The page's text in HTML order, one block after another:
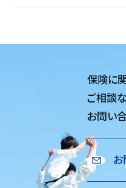
保険に
ご相談な
お問い